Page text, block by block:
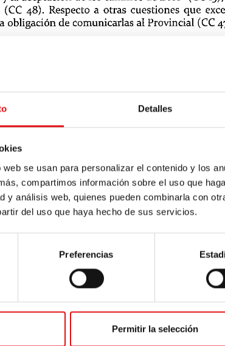
Detalles
se usan para personalizar el contenido y los
compartimos información sobre el uso que
y análisis web, quienes pueden combinarla con
del uso que haya hecho de sus servicios.
Preferencias
Permitir la selección